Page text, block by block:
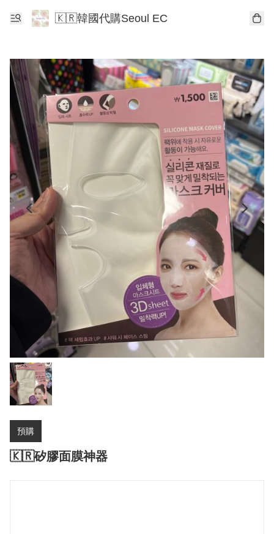
🇰🇷韓國代購Seoul EC
預購
🇰🇷矽膠面膜神器